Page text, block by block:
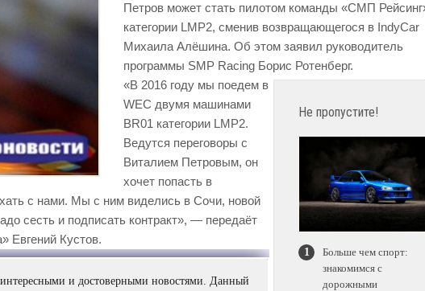
Петров может стать пилотом команды «СМП
категории LMP2, сменив возвращающегося в IndyCar
Михаила Алёшина. Об этом заявил руководитель
программы SMP Racing Борис Ротенберг.
Не пропустите!
Больше чем спорт:
знакомимся с
дорожными
«В 2016 году мы поедем в
WEC двумя машинами
BR01 категории LMP2.
Ведутся переговоры с
Виталием Петровым, он
хочет попасть в
с нами. Мы с ним виделись в Сочи, новой
сесть и подписать контракт», — передаёт
Евгений Кустов.
интересными и достоверными новостями. Данный